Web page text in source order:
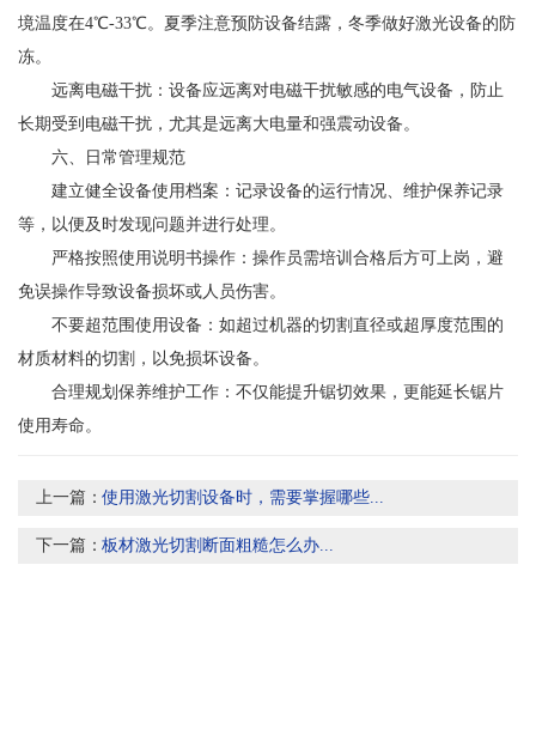
境温度在4℃-33℃。夏季注意预防设备结露，冬季做好激光设备的防
冻。
远离电磁干扰：设备应远离对电磁干扰敏感的电气设备，防止
长期受到电磁干扰，尤其是远离大电量和强震动设备。
六、日常管理规范
建立健全设备使用档案：记录设备的运行情况、维护保养记录
等，以便及时发现问题并进行处理。
严格按照使用说明书操作：操作员需培训合格后方可上岗，避
免误操作导致设备损坏或人员伤害。
不要超范围使用设备：如超过机器的切割直径或超厚度范围的
材质材料的切割，以免损坏设备。
合理规划保养维护工作：不仅能提升锯切效果，更能延长锯片
使用寿命。
上一篇：使用激光切割设备时，需要掌握哪些...
下一篇：板材激光切割断面粗糙怎么办...